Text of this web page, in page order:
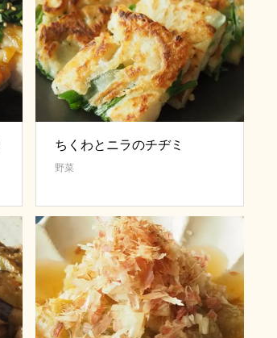
ちくわとニラのチヂミ
野菜